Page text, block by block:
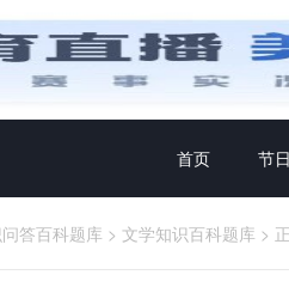
首页 节
答百科题库 > 文学知识百科题库 >